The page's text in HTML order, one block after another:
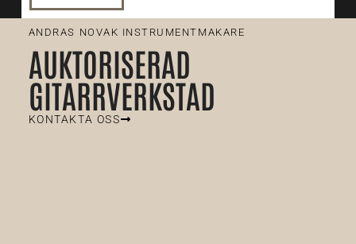
ANDRAS NOVAK INSTRUMENTMAKARE
AUKTORISERAD
GITARRVERKSTAD
KONTAKTA OSS